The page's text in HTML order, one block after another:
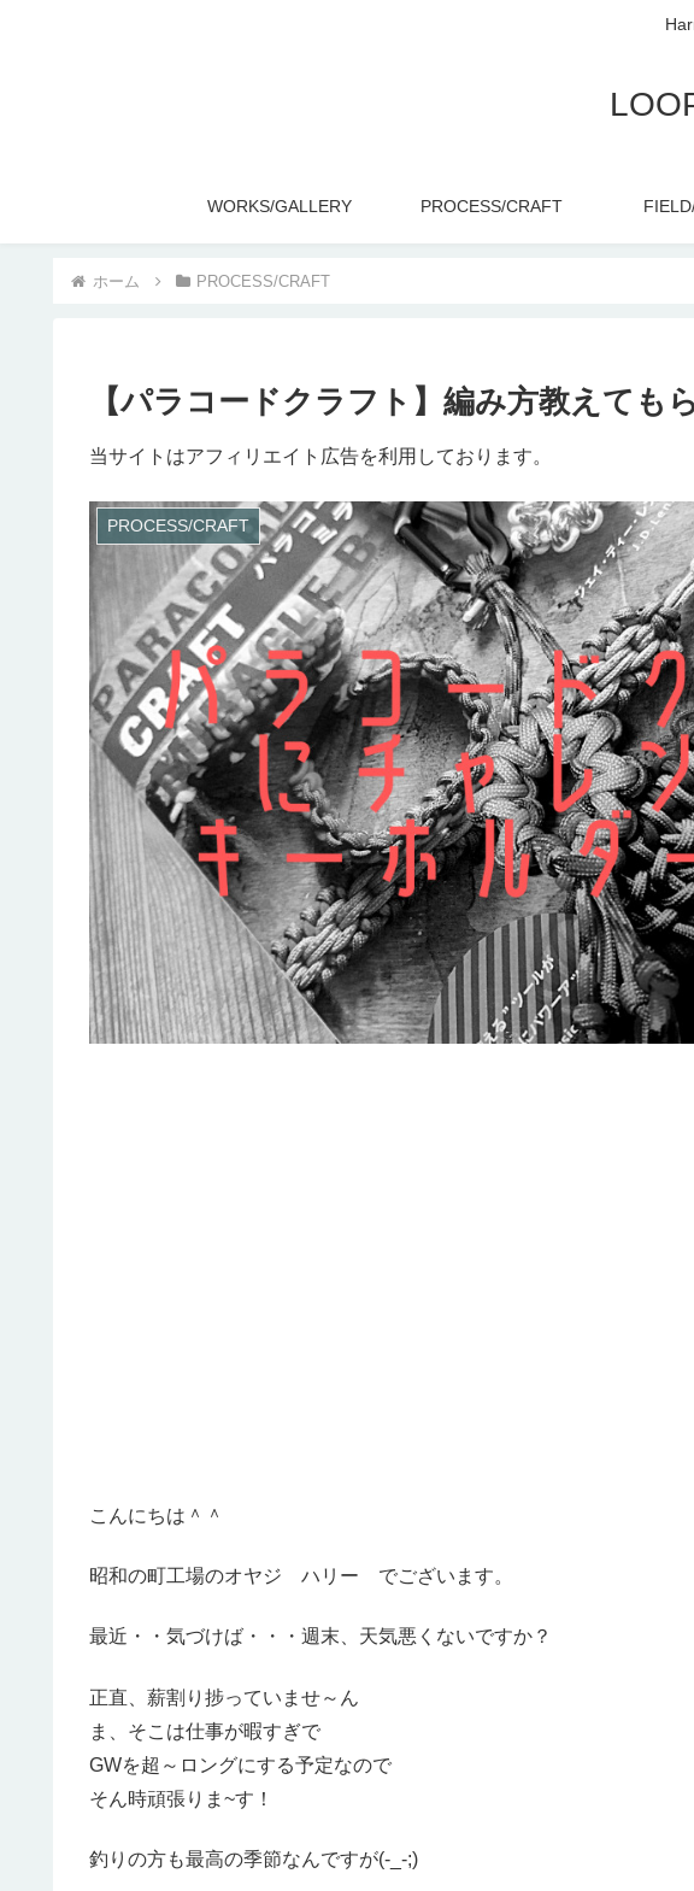
WORKS/GALLERY PROCESS/CRAFT
ホーム PROCESS/CRAFT
【パラコードクラフト】編み方教えても
当サイトはアフィリエイト広告を利用しております。
PROCESS/CRAFT
こんにちは＾＾
昭和の町工場のオヤジ ハリー でございます。
最近・・気づけば・・・週末、天気悪くないですか？
正直、薪割り捗っていませ～ん
ま、そこは仕事が暇すぎで
GWを超～ロングにする予定なので
そん時頑張りま~す！
釣りの方も最高の季節なんですが(-_-;)